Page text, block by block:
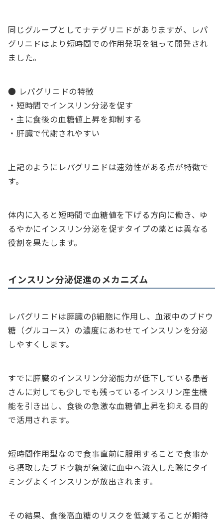
同じグループとしてナテグリニドがありますが、レパ
グリニドはより短時間での作用発現を狙って開発され
ました。
● レパグリニドの特徴
・短時間でインスリン分泌を促す
・主に食後の血糖値上昇を抑制する
・肝臓で代謝されやすい
上記のようにレパグリニドは速効性がある点が特徴で
す。
体内に入ると短時間で血糖値を下げる方向に働き、ゆ
るやかにインスリン分泌を促すタイプの薬とは異なる
役割を果たします。
インスリン分泌促進のメカニズム
レパグリニドは膵臓のβ細胞に作用し、血液中のブドウ
糖（グルコース）の濃度にあわせてインスリンを分泌
しやすくします。
すでに膵臓のインスリン分泌能力が低下している患者
さんに対しても少しでも残っているインスリン産生機
能を引き出し、食後の急激な血糖値上昇を抑える目的
で活用されます。
短時間作用型なので食事直前に服用することで食事か
ら摂取したブドウ糖が急激に血中へ流入した際にタイ
ミングよくインスリンが放出されます。
その結果、食後高血糖のリスクを低減することが期待